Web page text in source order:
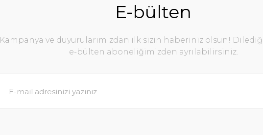
E-bülten
Kampanya ve duyurularımızdan ilk sizin haberiniz olsun!
e-bülten aboneliğimizden ayrılabilirsiniz.